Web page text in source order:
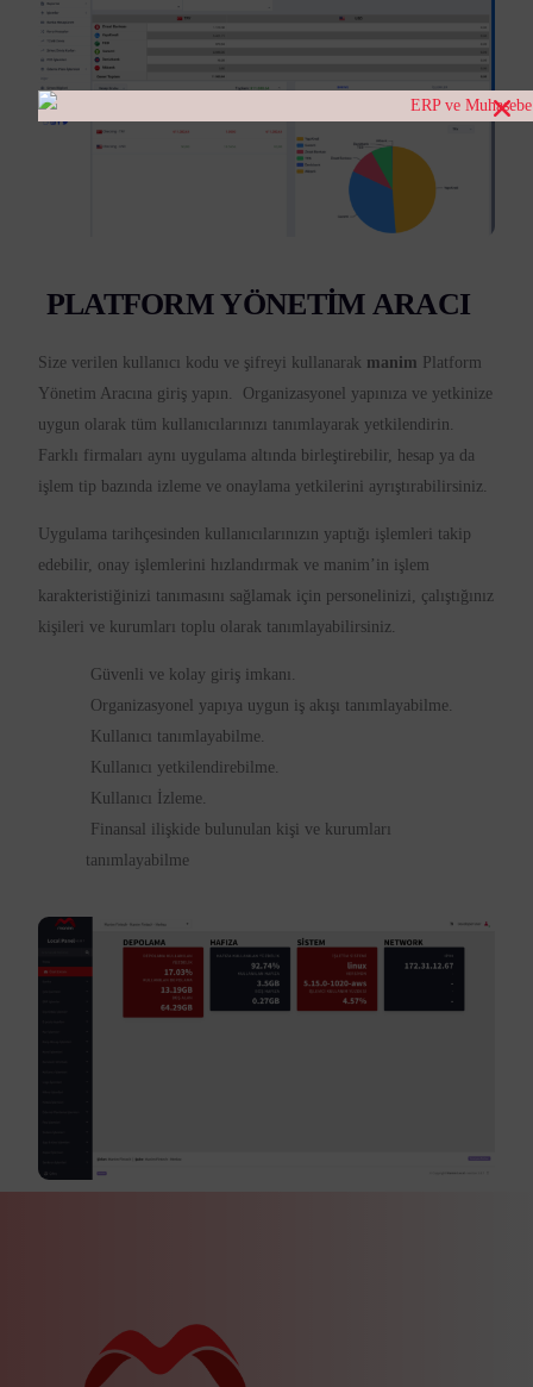
PLATFORM YÖNETİM ARACI
Size verilen kullanıcı kodu ve şifreyi kullanarak manim Platform
Yönetim Aracına giriş yapın. Organizasyonel yapınıza ve yetkinize
uygun olarak tüm kullanıcılarınızı tanımlayarak yetkilendirin.
Farklı firmaları aynı uygulama altında birleştirebilir, hesap ya da
işlem tip bazında izleme ve onaylama yetkilerini ayrıştırabilirsiniz.
Uygulama tarihçesinden kullanıcılarınızın yaptığı işlemleri takip
edebilir, onay işlemlerini hızlandırmak ve manim’in işlem
karakteristiğinizi tanımasını sağlamak için personelinizi, çalıştığınız
kişileri ve kurumları toplu olarak tanımlayabilirsiniz.
Güvenli ve kolay giriş imkanı.
Organizasyonel yapıya uygun iş akışı tanımlayabilme.
Kullanıcı tanımlayabilme.
Kullanıcı yetkilendirebilme.
Kullanıcı İzleme.
Finansal ilişkide bulunulan kişi ve kurumları
tanımlayabilme